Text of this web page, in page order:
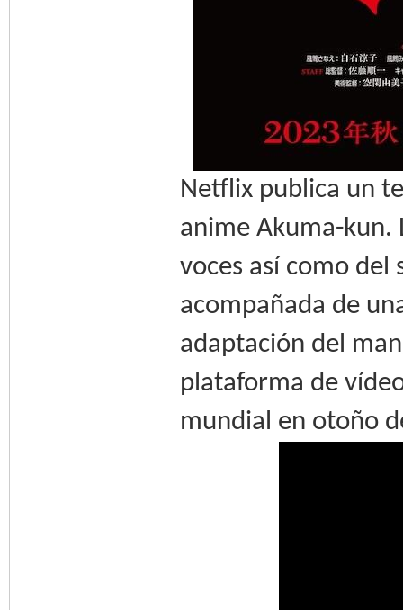
Netflix publica un
anime Akuma-kun.
voces así como del
acompañada de
adaptación del
plataforma de
mundial en otoño